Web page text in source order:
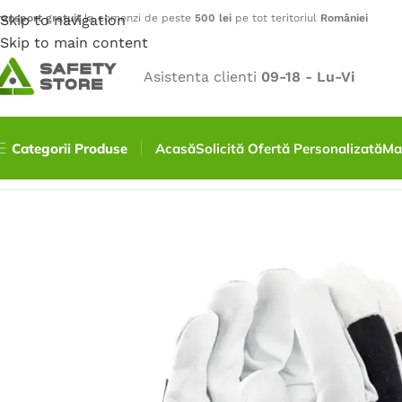
Skip to navigation
Skip to main content
gratuitla comenzi de peste 500 lei pe tot teritoriul României
Asistenta clienti 09-18 - Lu-Vi
Categorii Produse AcasăSolicită Ofertă Personalizată